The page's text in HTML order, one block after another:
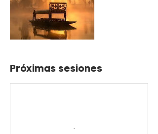
Próximas sesiones